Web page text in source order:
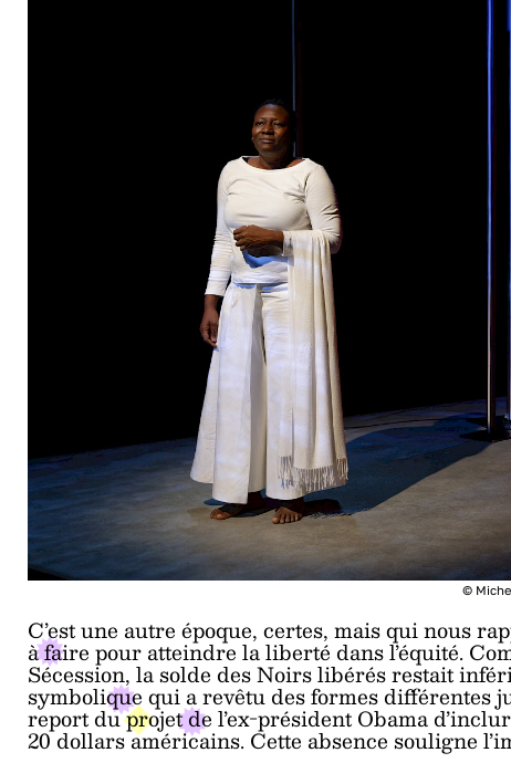
©
C’est une autre époque, certes, mais qui nous
à faire pour atteindre la liberté dans l’équité.
Sécession, la solde des Noirs libérés restait
symbolique qui a revêtu des formes différentes
report du projet de l’ex-président Obama
20 dollars américains. Cette absence souligne